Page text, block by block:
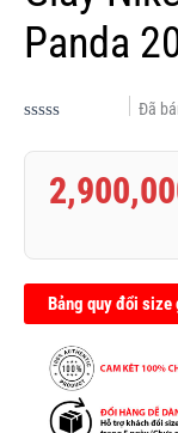
Panda
xếp
Đã
Bảng quy đổi size